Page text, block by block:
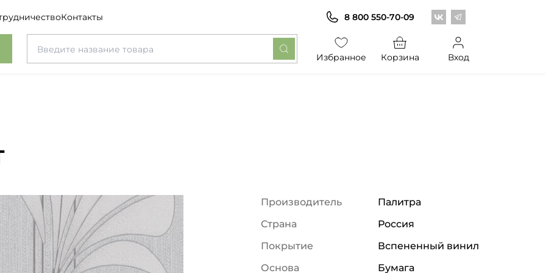
Контакты Центр обоев во
Центр обоев в
8 800 550-70-09
Избранное Корзина Вход
Производитель
Палитра
Страна
Россия
Покрытие
Вспененный винил
Основа
Бумага